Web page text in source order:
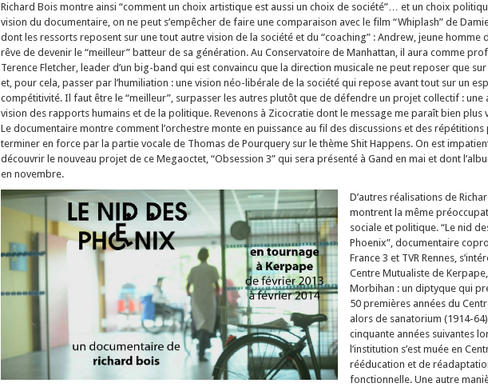
Richard Bois montre ainsi “comment un choix artistique est aussi un choix de société”… et un choix
vision du documentaire, on ne peut s’empêcher de faire une comparaison avec le film “Whiplash” de
dont les ressorts reposent sur une tout autre vision de la société et du “coaching” : Andrew, jeune homme
rêve de devenir le “meilleur” batteur de sa génération. Au Conservatoire de Manhattan, il aura comme
Terence Fletcher, leader d’un big-band qui est convaincu que la direction musicale ne peut reposer que sur
et, pour cela, passer par l’humiliation : une vision néo-libérale de la société qui repose avant tout sur un
compétitivité. Il faut être le “meilleur”, surpasser les autres plutôt que de défendre un projet collectif : une
vision des rapports humains et de la politique. Revenons à Zicocratie dont le message me paraît bien plus
Le documentaire montre comment l’orchestre monte en puissance au fil des discussions et des répétitions
terminer en force par la partie vocale de Thomas de Pourquery sur le thème Shit Happens. On est
découvrir le nouveau projet de ce Megaoctet, “Obsession 3” qui sera présenté à Gand en mai et dont
en novembre.
D’autres réalisations de
montrent la même
sociale et politique. “Le nid
Phoenix”, documentaire
France 3 et TVR Rennes,
Centre Mutualiste de
Morbihan : un diptyque qui
50 premières années du
alors de sanatorium (1914-
cinquante années suivantes
l’institution s’est muée en
rééducation et de
fonctionnelle. Une autre